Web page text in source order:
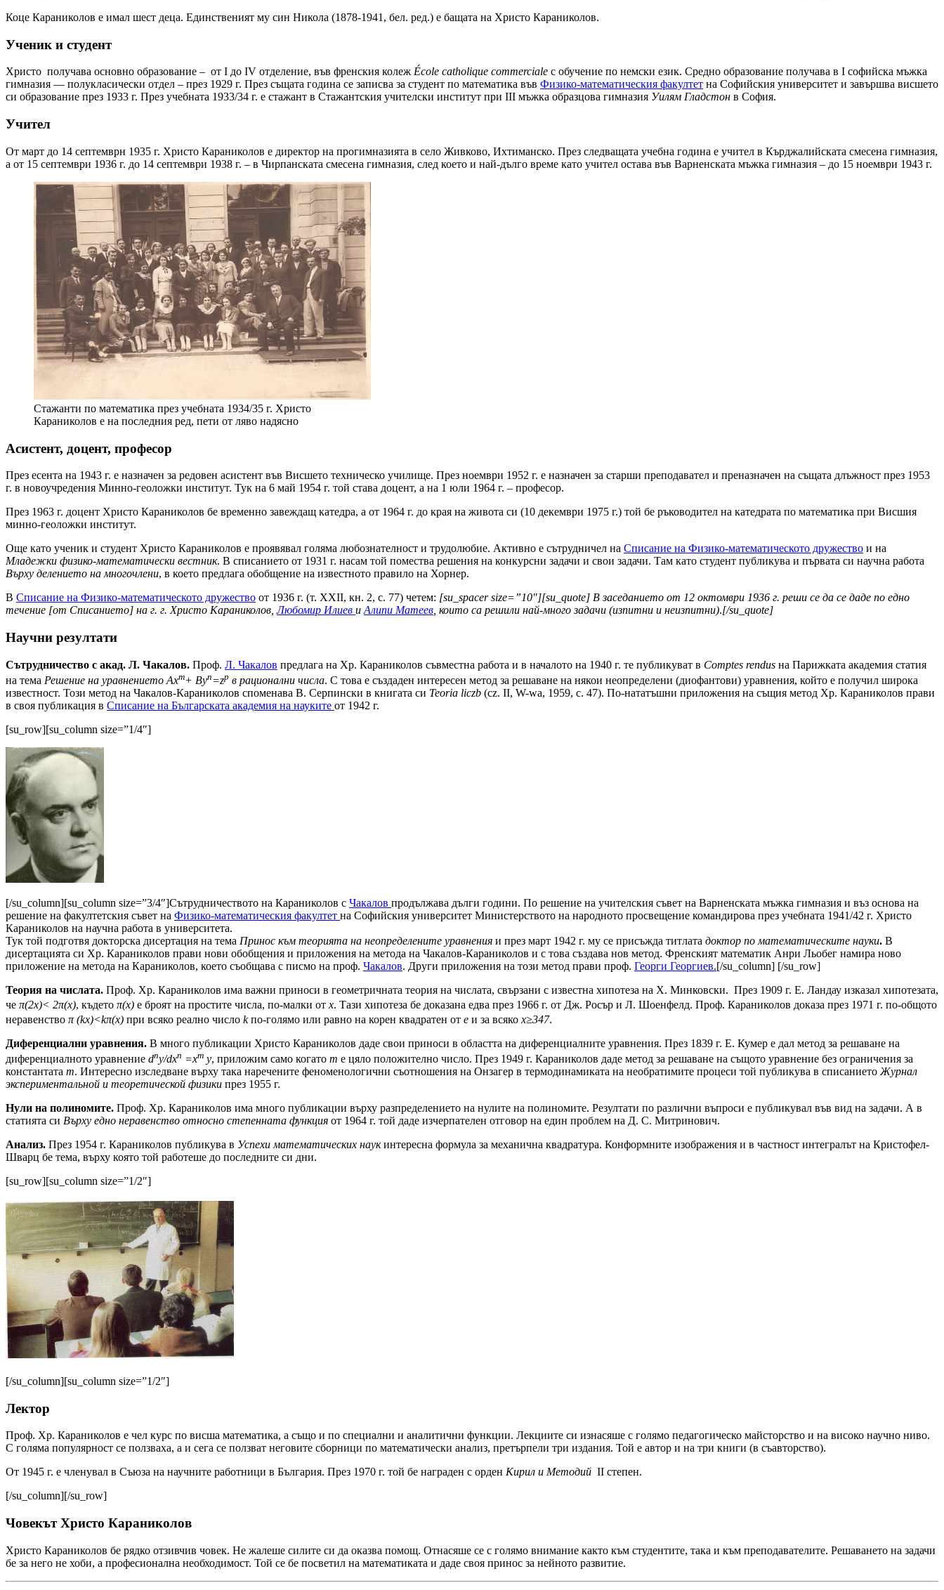
Коце Караниколов е имал шест деца. Единственият му син Никола (1878-1941, бел. ред.) е бащата на Христо Караниколов.
Ученик и студент
Христо получава основ­но образование – от I до IV отделение, във френския колеж École catholique com­merciale с обучение по немски език. Средно образование получава в I софийска мъжка
гим­назия — полукласически отдел – през 1929 г. През същата година се записва за студент по математика във Физико-математическия факултет на Софийския универ­ситет и завършва висшето
си образование през 1933 г. През учебната 1933/34 г. е стажант в Стажантския учителски институт при III мъжка образцова гимназия Уилям Гладстон в София.
Учител
От март до 14 септемврн 1935 г. Христо Караниколов е директор на прогим­назията в село Живково, Ихтиманско. През следващата учебна година е учител в Кърджалийската смесена гимназия,
а от 15 септември 1936 г. до 14 септември 1938 г. – в Чирпанската смесена гимназия, след което и най-дълго време като учи­тел остава във Варненската мъжка гимназия – до 15 ноември 1943 г.
Стажанти по математика през учебната 1934/35 г. Христо
Караниколов е на последния ред, пети от ляво надясно
Асистент, доцент, професор
През есента на 1943 г. е назначен за редовен асистент във Висшето техническо училище. През ноември 1952 г. е назначен за старши преподавател и преназначен на същата длъжност през 1953
г. в новоучредения Минно-геоложки институт. Тук на 6 май 1954 г. той става доцент, а на 1 юли 1964 г. – професор.
През 1963 г. доцент Христо Караниколов бе временно завеждащ катедра, а от 1964 г. до края на живота си (10 декември 1975 г.) той бе ръководител на катед­рата по математика при Висшия
минно-геоложки институт.
Още като ученик и студент Христо Караниколов е проявявал голяма любозна­телност и трудолюбие. Активно е сътрудничел на Списание на Физико-математическото дружество и на
Младежки физико-математически вестник. В списанието от 1931 г. насам той помества решения на конкурсни задачи и свои задачи. Там като студент публикува и първата си научна работа
Върху делението на многочлени, в което предлага обобщение на известното правило на Хорнер.
В Списание на Физико-математическото дружество от 1936 г. (т. ХХІІ, кн. 2, с. 77) четем: [su_spacer size=”10″][su_quote] В заседанието от 12 октомври 1936 г. реши се да се даде по едно
течение [от Списанието] на г. г. Христо Караниколов,Любомир Илиев и Алипи Матеев , които са решили най-много задачи (изпитни и неизпитни).[/su_quote]
Научни резултати
Сътрудничество с акад. Л. Чакалов. Проф. Л. Чакалов предлага на Хр. Караниколов съвместна работа и в началото на 1940 г. те публикуват в Comptes rendus на Парижката академия статия
на тема Решение на уравнението Axm+ Byn=zp в рационални числа. С това е създаден интересен метод за решаване на някои неопределени (диофантови) уравнения, който е полу­чил широка
известност. Този метод на Чакалов-Караниколов споменава В. Серпински в книгата си Teoria liczb (cz. II, W-wa, 1959, с. 47). По-нататъшни приложе­ния на същия метод Хр. Караниколов прави
в своя публикация в Списание на Бъл­гарската академия на науките от 1942 г.
[su_row][su_column size=”1/4″]
[/su_column][su_column size=”3/4″]Сътрудничеството на Караниколов с Чакалов продължава дълги години. По решение на учителския съвет на Варненската мъжка гимназия и въз основа на
решение на факултетския съвет на Физико-математическия факултет на Софийския университет Министерството на народното просвещение командирова през учебната 1941/42 г. Христо
Караниколов на научна работа в университета.
Тук той подготвя докторска дисертация на тема Принос към теорията на неопределените уравнения и през март 1942 г. му се присъжда титлата доктор по математическите науки. В
дисертацията си Хр. Караниколов прави нови обобщения и приложения на мето­да на Чакалов-Караниколов и с това създава нов метод. Френският математик Анри Льобег намира ново
приложение на метода на Караниколов, което съобщава с писмо на проф. Чакалов. Други прило­жения на този метод прави проф. Георги Георгиев.[/su_column] [/su_row]
Теория на числата. Проф. Хр. Караниколов има важни приноси в геометричната теория на числа­та, свързани с известна хипотеза на X. Минковски. Прeз 1909 г. Е. Ландау изказал хипотезата,
че π(2x)< 2π(x), където π(x) е броят на простите числа, по-малки от x. Тази хипотеза бе доказана едва през 1966 г. от Дж. Росър и Л. Шоенфелд. Проф. Караниколов доказа през 1971 г. по-общото
неравенство π (kx)<kπ(x) при всяко реално число kпо-голямо или равно на корен квадратен от е и за всяко x≥347.
Диференциални уравнения. В много публикации Христо Караниколов даде свои приноси в областта на диференциалните уравнения. През 1839 г. Е. Кумер е дал метод за решаване на
диференциалното уравнение dny/dxn =хm у, приложим само когато m е цяло поло­жително число. През 1949 г. Караниколов даде метод за решаване на същото урав­нение без ограничения за
константата m. Интересно изследване върху така наре­чените феноменологични съотношения на Онзагер в термодинамиката на необра­тимите процеси той публикува в списаниетоЖурнал
экспериментальной и теоре­тической физики през 1955 г.
Нули на полиномите. Проф. Хр. Караниколов има много публикации върху разпределението на ну­лите на полиномите. Резултати по различни въпроси е публикувал във вид на зада­чи. А в
статията си Върху едно неравенство относно степенната функция от 1964 г. той даде изчерпателен отговор на един проблем на Д. С. Митринович.
Анализ. През 1954 г. Караниколов публикува в Успехи математических наукинтерес­на формула за механична квадратура. Конформните изображения и в частност ин­тегралът на Кристофел-
Шварц бе тема, върху която той работеше до последните си дни.
[su_row][su_column size=”1/2″]
[/su_column][su_column size=”1/2″]
Лектор
Проф. Хр. Караниколов е чел курс по висша математика, а също и по специ­ални и аналитични функции. Лекциите си изнасяше с голямо педагогическо майсторство и на високо научно ниво.
С голяма популярност се ползваха, а и сега ce ползват неговите сборници по математически анализ, претърпели три издания. Той е автор и на три книги (в съавторство).
От 1945 г. е членувал в Съюза на научните работници в България. През 1970 г. той бе награден с орден Кирил и Методий II степен.
[/su_column][/su_row]
Човекът Христо Караниколов
Христо Караниколов бе рядко отзивчив човек. Не жалеше силите си да оказ­ва помощ. Отнасяше се с голямо внимание както към студентите, така и към пре­подавателите. Решаването на задачи
бе за него не хоби, а професионална необхо­димост. Той се бе посветил на математиката и даде своя принос за нейното развитие.